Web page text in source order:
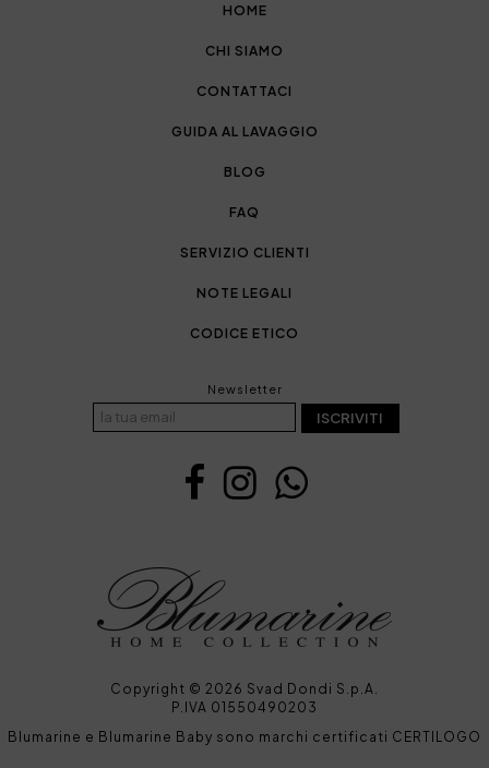
HOME
CHI SIAMO
CONTATTACI
GUIDA AL LAVAGGIO
BLOG
FAQ
SERVIZIO CLIENTI
NOTE LEGALI
CODICE ETICO
Newsletter
ISCRIVITI
Copyright © 2026 Svad Dondi S.p.A.
P.IVA 01550490203
Blumarine e Blumarine Baby sono marchi certificati CERTILOGO